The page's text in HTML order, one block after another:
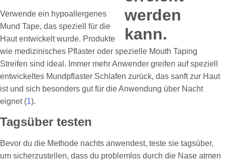
Verwende ein hypoallergenes
Mund Tape, das speziell für die
Haut entwickelt wurde. Produkte
wie medizinisches Pflaster oder spezielle Mouth Taping
Streifen sind ideal. Immer mehr Anwender greifen auf speziell
entwickeltes Mundpflaster Schlafen zurück, das sanft zur Haut
ist und sich besonders gut für die Anwendung über Nacht
eignet (1).
Tagsüber testen
Bevor du die Methode nachts anwendest, teste sie tagsüber,
um sicherzustellen, dass du problemlos durch die Nase atmen